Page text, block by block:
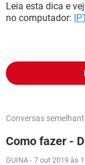
Leia esta dica e
no computador:
Conversas
Como fazer -
GUINA - 7 out 2019 às